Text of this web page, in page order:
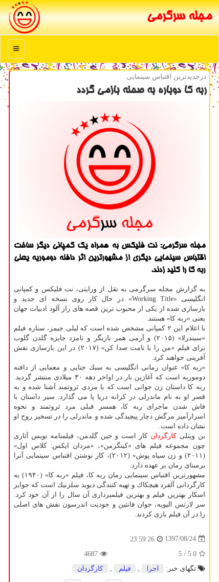
مجله سرگرمی
منو
درجدیدترین اقتباس سینمایی
ربه كا دوباره به صحنه بازمی گردد
مجله سرگرمی: نت فلیكس به همراه یك كمپانی دیگر ساخت
اقتباس سینمایی دیگری از مشهورترین اثر دافنه دوموریه یعنی
ربه كا را كلید زدند.
به گزارش مجله سرگرمی به نقل از ورایتی، نت فلیكس و كمپانی
انگلیسی «Working Title» در حال كار روی نسخه ای جدید و
بازسازی شده از یكی از محبوب ترین قصه های راز آلود ادبیات جهان
یعنی «ربه كا» هستند.
با اعلام این ۲ كمپانی مشخص شده است كه لیلی جیمز، ستاره فیلم
«سیندرلا» (۲۰۱۵) و آرمی همر بازیگر و نامزد جایزه گلدن گلوب
برای فیلم «من را با نامت صدا كن» (۲۰۱۷) در این بازسازی نقش
آفرینی خواهند كرد.
«ربه كا» عنوان رمانی انگلیسی به سبك جنایی و معمایی از دافنه
دوموریه است كه آغازین بار در اواخر دهه ۳۰ میلادی منتشر گردید.
ربه كا داستان زن جوانی است كه با مردی ثروتمند آشنا شده و به
قصر او به نام ماندرلی در كرانه دریا پا می گذارد. سیر داستان با
فاش شدن ماجرای ربه كا، همسر قبلی مرد ثروتمند و نحوه
اسرارآمیز مرگش دچار پیچیدگی شده و ماندرلی را در تسخیر روح او
نشان داده است.
بن ویتلی كارگردان كار است و جین گلدمن، فیلمنامه نویس آثاری
چون مجموعه فیلم های «كینگزمن»، «مردان ایكس: كلاس اول»
(۲۰۱۱) و زن سیاه پوش» (۲۰۱۲)، كار نوشتن اقتباس سینمایی آنرا
برمبنای رمان بر عهده دارد.
مشهورترین اقتباس سینمایی رمان ربه كا، فیلم «ربه كا» (۱۹۴۰) به
كارگردانی آلفرد هیچكاك و تهیه كنندگی دیوید سلزنیك است كه جوایز
اسكار بهترین فیلم و بهترین فیلمبرداری آن سال را از آن خود كرد.
سر لارنس الیویه، جوان فانتین و جودیت اندرسون نقش های اصلی
را در آن فیلم بازی كردند.
1397/08/24
23:59:26
5.0
/ 5
4687
تگهای خبر:
اجرا فیلم كارگردان